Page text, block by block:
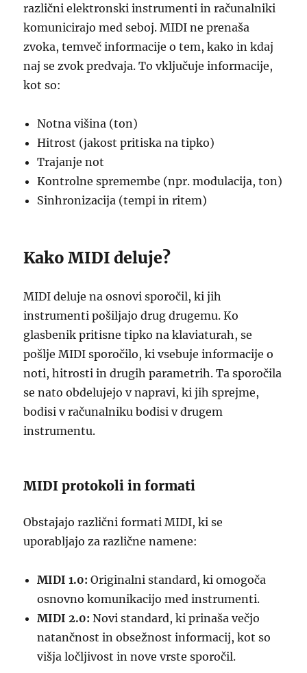
različni elektronski instrumenti in računalniki
komunicirajo med seboj. MIDI ne prenaša
zvoka, temveč informacije o tem, kako in kdaj
naj se zvok predvaja. To vključuje informacije,
kot so:
Notna višina (ton)
Hitrost (jakost pritiska na tipko)
Trajanje not
Kontrolne spremembe (npr. modulacija, ton)
Sinhronizacija (tempi in ritem)
Kako MIDI deluje?
MIDI deluje na osnovi sporočil, ki jih
instrumenti pošiljajo drug drugemu. Ko
glasbenik pritisne tipko na klaviaturah, se
pošlje MIDI sporočilo, ki vsebuje informacije o
noti, hitrosti in drugih parametrih. Ta sporočila
se nato obdelujejo v napravi, ki jih sprejme,
bodisi v računalniku bodisi v drugem
instrumentu.
MIDI protokoli in formati
Obstajajo različni formati MIDI, ki se
uporabljajo za različne namene:
MIDI 1.0: Originalni standard, ki omogoča
osnovno komunikacijo med instrumenti.
MIDI 2.0: Novi standard, ki prinaša večjo
natančnost in obsežnost informacij, kot so
višja ločljivost in nove vrste sporočil.